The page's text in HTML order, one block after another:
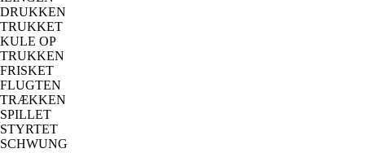
DRUKKEN
TRUKKET
KULE OP
TRUKKEN
FRISKET
FLUGTEN
TRÆKKEN
SPILLET
STYRTET
SCHWUNG